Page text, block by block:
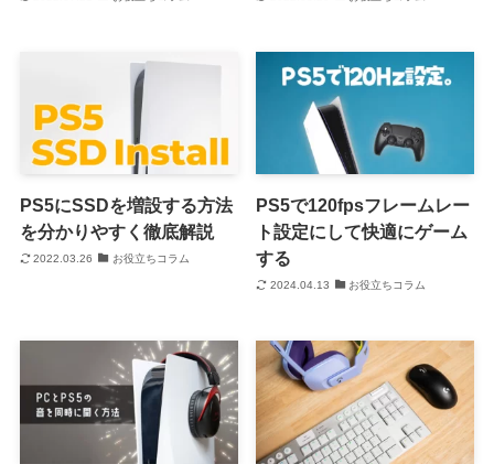
PS5にSSDを増設する方法
を分かりやすく徹底解説
2022.03.26 お役立ちコラム
PS5で120fpsフレームレー
ト設定にして快適にゲーム
する
2024.04.13 お役立ちコラム